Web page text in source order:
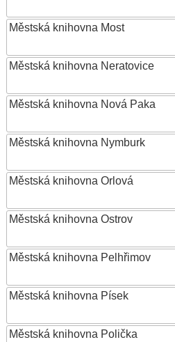
Městská knihovna Most
Městská knihovna Neratovice
Městská knihovna Nová Paka
Městská knihovna Nymburk
Městská knihovna Orlová
Městská knihovna Ostrov
Městská knihovna Pelhřimov
Městská knihovna Písek
Městská knihovna Polička